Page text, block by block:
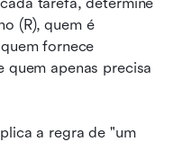
(R), quem é
fornece
quem apenas precisa
a regra de "um